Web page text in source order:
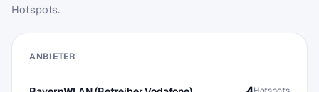
Hotspots.
ANBIETER